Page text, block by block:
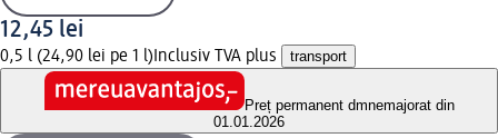
12,45 lei
0,5 l (24,90 lei pe 1 l) Inclusiv TVA plus transport
Preț permanent dmnemajorat din
01.01.2026